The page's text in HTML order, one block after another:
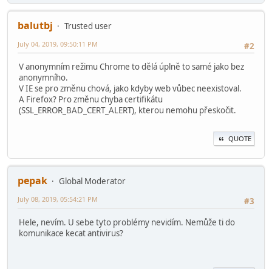
balutbj
Trusted user
#2
July 04, 2019, 09:50:11 PM
V anonymním režimu Chrome to dělá úplně to samé jako bez
anonymního.
V IE se pro změnu chová, jako kdyby web vůbec neexistoval.
A Firefox? Pro změnu chyba certifikátu
(SSL_ERROR_BAD_CERT_ALERT), kterou nemohu přeskočit.
QUOTE
pepak
Global Moderator
#3
July 08, 2019, 05:54:21 PM
Hele, nevím. U sebe tyto problémy nevidím. Nemůže ti do
komunikace kecat antivirus?